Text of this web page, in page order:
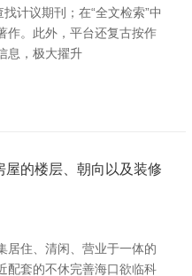
计议期刊；在“全文检索”中
作。此外，平台还复古按作
息，极大擢升
的楼层、朝向以及装修
居住、清闲、营业于一体的
配套的不休完善海口欲临科